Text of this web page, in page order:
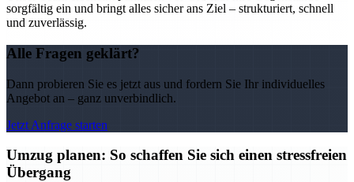
sorgfältig ein und bringt alles sicher ans Ziel – strukturiert, schnell
und zuverlässig.
Alle Fragen geklärt?
Dann probieren Sie es jetzt aus und fordern Sie Ihr individuelles
Angebot an – ganz unverbindlich.
Jetzt Anfrage starten
Umzug planen: So schaffen Sie sich einen stressfreien
Übergang